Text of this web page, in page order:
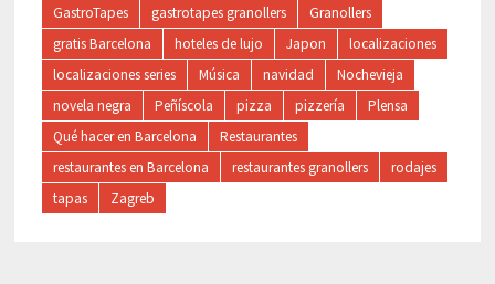
GastroTapes
gastrotapes granollers
Granollers
gratis Barcelona
hoteles de lujo Japon
localizaciones
localizaciones series
Música navidad
Nochevieja
novela negra
Peñíscola pizza pizzería
Plensa
Qué hacer en Barcelona
Restaurantes
restaurantes en Barcelona
restaurantes granollers
rodajes
tapas
Zagreb